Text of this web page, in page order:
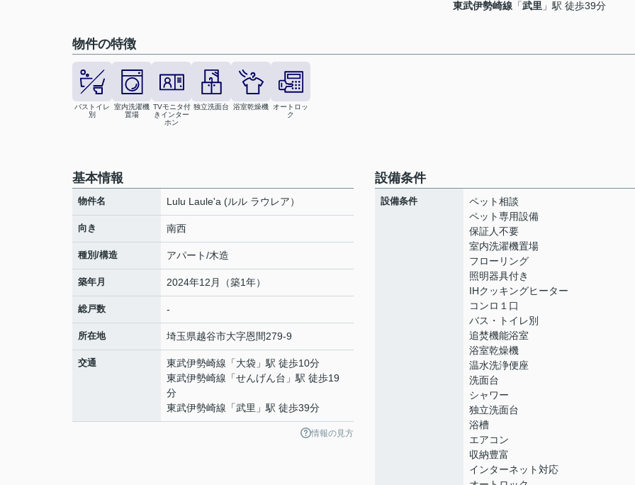
東武伊勢崎線 「武里 」駅 徒歩39分
物件の特徴
バストイレ
別
室内洗濯機
置場
TVモニタ付
きインター
ホン
独立洗面台 浴室乾燥機
オートロッ
ク
基本情報
物件名 Lulu Laule'a (ルル ラウレア）
向き 南西
種別/構造 アパート/木造
築年月 2024年12月（築1年）
総戸数 -
所在地 埼玉県越谷市大字恩間279-9
交通 東武伊勢崎線 「大袋 」駅 徒歩10分
東武伊勢崎線 「せんげん台 」駅 徒歩19
分
東武伊勢崎線 「武里 」駅 徒歩39分
情報の見方
設備条件
設備条件
ペット相談
ペット専用設備
保証人不要
室内洗濯機置場
フローリング
照明器具付き
IHクッキングヒーター
コンロ１口
バス・トイレ別
追焚機能浴室
浴室乾燥機
温水洗浄便座
洗面台
シャワー
独立洗面台
浴槽
エアコン
収納豊富
インターネット対応